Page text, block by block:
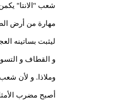
شعب "الانتا"
مهارة من أرض
ليثبت بساتينه
و القطاف و
وملاذا. و لأن شعب
أصبح مضرب